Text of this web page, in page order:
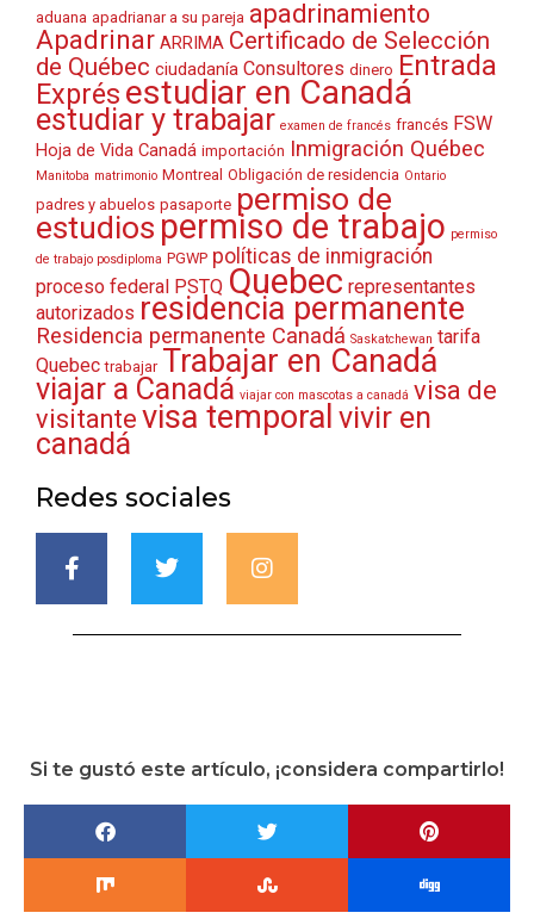
aduana apadrianar a su pareja apadrinamiento
Apadrinar ARRIMA Certificado de Selección
de Québec ciudadanía Consultores dinero Entrada
Exprés estudiar en Canadá
estudiar y trabajar examen de francés francés FSW
Hoja de Vida Canadá importación Inmigración Québec
Manitoba matrimonio Montreal Obligación de residencia Ontario
padres y abuelos pasaporte permiso de
estudiospermiso de trabajo permiso
de trabajo posdiploma PGWP políticas de inmigración
proceso federal PSTQ Quebec representantes
autorizados residencia permanente
Residencia permanente Canadá Saskatchewan tarifa
Quebec trabajar Trabajar en Canadá
viajar a Canadá viajar con mascotas a canadá visa de
visitante visa temporal vivir en
canadá
Redes sociales
Si te gustó este artículo, ¡considera compartirlo!